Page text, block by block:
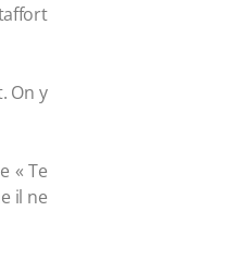
On y
« Te
il ne